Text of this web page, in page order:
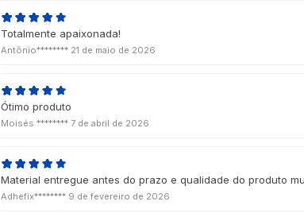
Totalmente apaixonada!
Antônio******** 21 de maio de 2026
Ótimo produto
Moisés ******** 7 de abril de 2026
Material entregue antes do prazo e qualidade do produto
Adhefix******** 9 de fevereiro de 2026